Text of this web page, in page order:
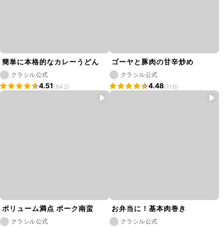
簡単に本格的なカレーうどん
クラシル公式
4.51(642)
ゴーヤと豚肉の甘辛炒め
クラシル公式
4.48(116)
ボリューム満点 ポーク南蛮
クラシル公式
お弁当に！基本肉巻き
クラシル公式